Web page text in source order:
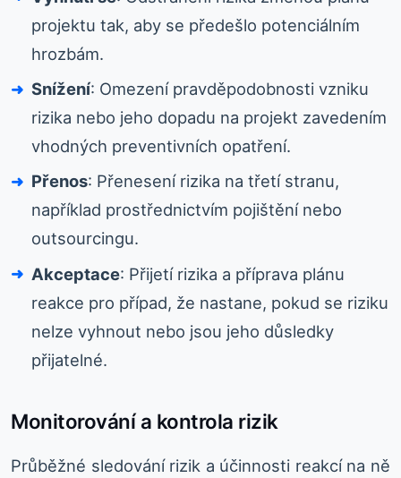
projektu tak, aby se předešlo potenciálním
hrozbám.
Snížení: Omezení pravděpodobnosti vzniku
rizika nebo jeho dopadu na projekt zavedením
vhodných preventivních opatření.
Přenos: Přenesení rizika na třetí stranu,
například prostřednictvím pojištění nebo
outsourcingu.
Akceptace: Přijetí rizika a příprava plánu
reakce pro případ, že nastane, pokud se riziku
nelze vyhnout nebo jsou jeho důsledky
přijatelné.
Monitorování a kontrola rizik
Průběžné sledování rizik a účinnosti reakcí na ně